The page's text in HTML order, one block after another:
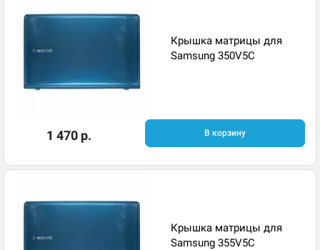
Крышка матрицы для
Samsung 350V5C
1 470 р. В корзину
Крышка матрицы для
Samsung 355V5C